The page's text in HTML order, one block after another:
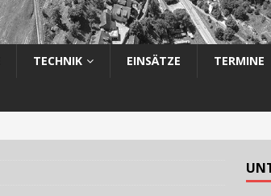
TECHNIK EINSÄTZE TERMINE